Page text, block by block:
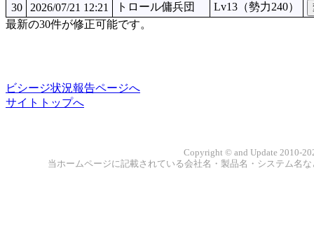
30
2026/07/21 12:21 トロール傭兵団
Lv13（勢力240）
最新の30件が修正可能です。
ビシージ状況報告ページへ
サイトトップへ
Copyright © and Update 2010-
当ホームページに記載されている会社名・製品名・システム名